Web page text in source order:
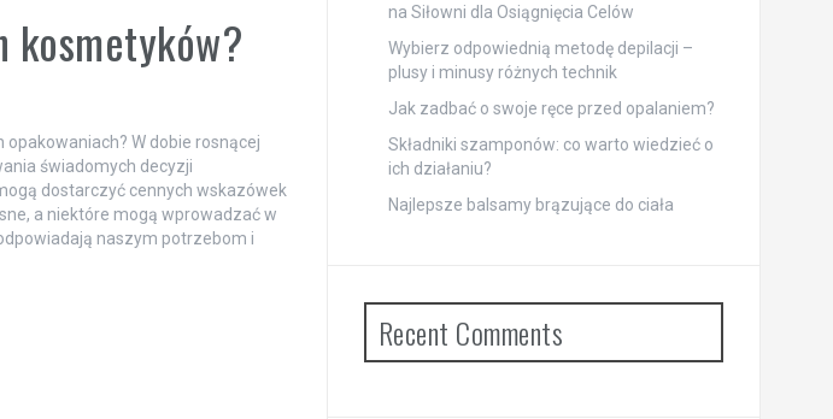
kosmetyków?
W dobie rosnącej
świadomych decyzji
dostarczyć cennych wskazówek
a niektóre mogą wprowadzać w
naszym potrzebom i
na Siłowni dla Osiągnięcia Celów
Wybierz odpowiednią metodę depilacji –
plusy i minusy różnych technik
Jak zadbać o swoje ręce przed opalaniem?
Składniki szamponów: co warto wiedzieć o
ich działaniu?
Najlepsze balsamy brązujące do ciała
Recent Comments